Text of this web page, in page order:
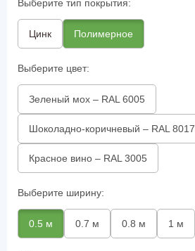
Выберите тип покрытия:
Цинк Полимерное
Выберите цвет:
Зеленый мох – RAL 6005
Шоколадно-коричневый – RAL 8017
Красное вино – RAL 3005
Выберите ширину:
0.5 м 0.7 м 0.8 м 1 м